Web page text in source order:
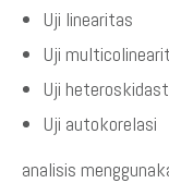
Uji linearitas
Uji
Uji
Uji autokorelasi
analisis